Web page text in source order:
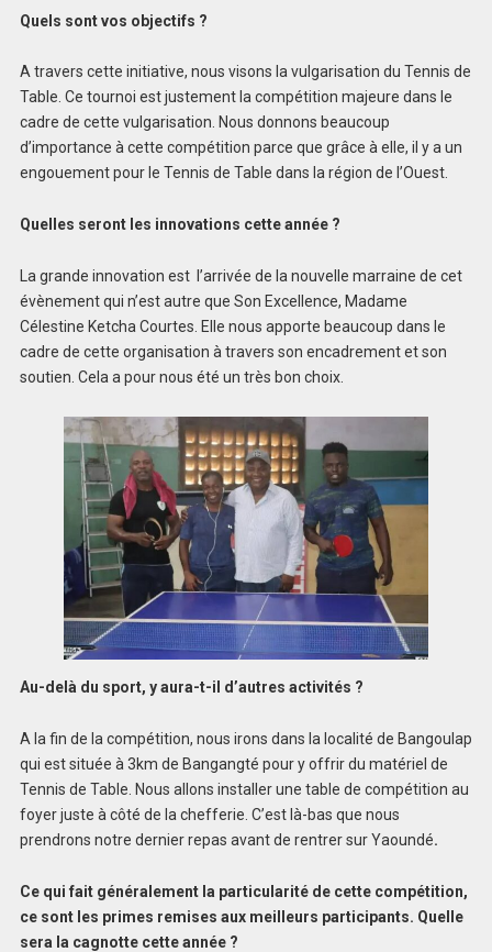
Quels sont vos objectifs ?
A travers cette initiative, nous visons la vulgarisation du Tennis de
Table. Ce tournoi est justement la compétition majeure dans le
cadre de cette vulgarisation. Nous donnons beaucoup
d’importance à cette compétition parce que grâce à elle, il y a un
engouement pour le Tennis de Table dans la région de l’Ouest.
Quelles seront les innovations cette année ?
La grande innovation est l’arrivée de la nouvelle marraine de cet
évènement qui n’est autre que Son Excellence, Madame
Célestine Ketcha Courtes. Elle nous apporte beaucoup dans le
cadre de cette organisation à travers son encadrement et son
soutien. Cela a pour nous été un très bon choix.
Au-delà du sport, y aura-t-il d’autres activités ?
A la fin de la compétition, nous irons dans la localité de Bangoulap
qui est située à 3km de Bangangté pour y offrir du matériel de
Tennis de Table. Nous allons installer une table de compétition au
foyer juste à côté de la chefferie. C’est là-bas que nous
prendrons notre dernier repas avant de rentrer sur Yaoundé.
Ce qui fait généralement la particularité de cette compétition,
ce sont les primes remises aux meilleurs participants. Quelle
sera la cagnotte cette année ?